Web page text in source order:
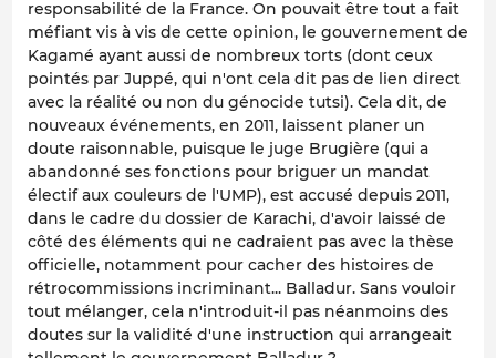
responsabilité de la France. On pouvait être tout a fait
méfiant vis à vis de cette opinion, le gouvernement de
Kagamé ayant aussi de nombreux torts (dont ceux
pointés par Juppé, qui n'ont cela dit pas de lien direct
avec la réalité ou non du génocide tutsi). Cela dit, de
nouveaux événements, en 2011, laissent planer un
doute raisonnable, puisque le juge Brugière (qui a
abandonné ses fonctions pour briguer un mandat
électif aux couleurs de l'UMP), est accusé depuis 2011,
dans le cadre du dossier de Karachi, d'avoir laissé de
côté des éléments qui ne cadraient pas avec la thèse
officielle, notamment pour cacher des histoires de
rétrocommissions incriminant... Balladur. Sans vouloir
tout mélanger, cela n'introduit-il pas néanmoins des
doutes sur la validité d'une instruction qui arrangeait